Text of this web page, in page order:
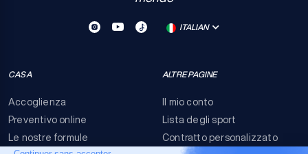
ITALIAN
CASA
Accoglienza
Preventivo online
Le nostre formule
ALTRE PAGINE
Il mio conto
Lista degli sport
Contratto personalizzato